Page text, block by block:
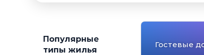
Популярные
типы жилья
Гостевые